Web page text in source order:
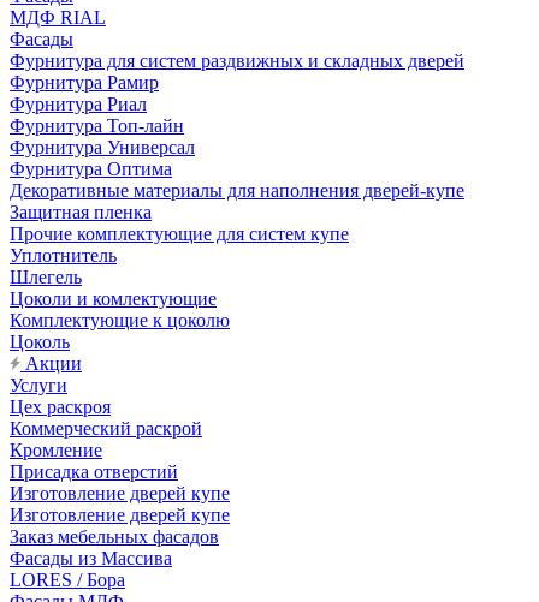
МДФ RIAL
Фасады
Фурнитура для систем раздвижных и складных дверей
Фурнитура Рамир
Фурнитура Риал
Фурнитура Топ-лайн
Фурнитура Универсал
Фурнитура Оптима
Декоративные материалы для наполнения дверей-купе
Защитная пленка
Прочие комплектующие для систем купе
Уплотнитель
Шлегель
Цоколи и комлектующие
Комплектующие к цоколю
Цоколь
Акции
Услуги
Цех раскроя
Коммерческий раскрой
Кромление
Присадка отверстий
Изготовление дверей купе
Изготовление дверей купе
Заказ мебельных фасадов
Фасады из Массива
LORES / Бора